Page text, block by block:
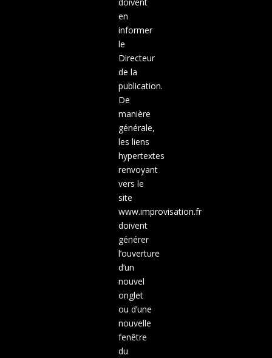
en
informer
le
Directeur
de la
publication.
De
manière
générale,
les liens
hypertextes
renvoyant
vers le
site
www.improvisation.fr
doivent
générer
l’ouverture
d’un
nouvel
onglet
ou d’une
nouvelle
fenêtre
du